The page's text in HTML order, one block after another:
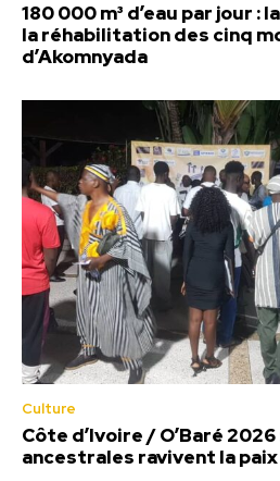
180 000 m³ d’eau par jour :
la réhabilitation des cinq
d’Akomnyada
Culture
Côte d’Ivoire / O’Baré
ancestrales ravivent la